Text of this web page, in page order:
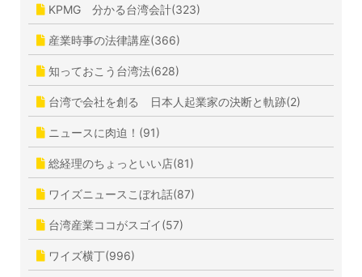
KPMG 分かる台湾会計(323)
産業時事の法律講座(366)
知っておこう台湾法(628)
台湾で会社を創る 日本人起業家の決断と軌跡(2)
ニュースに肉迫！(91)
総経理のちょっといい店(81)
ワイズニュースこぼれ話(87)
台湾産業ココがスゴイ(57)
ワイズ横丁(996)